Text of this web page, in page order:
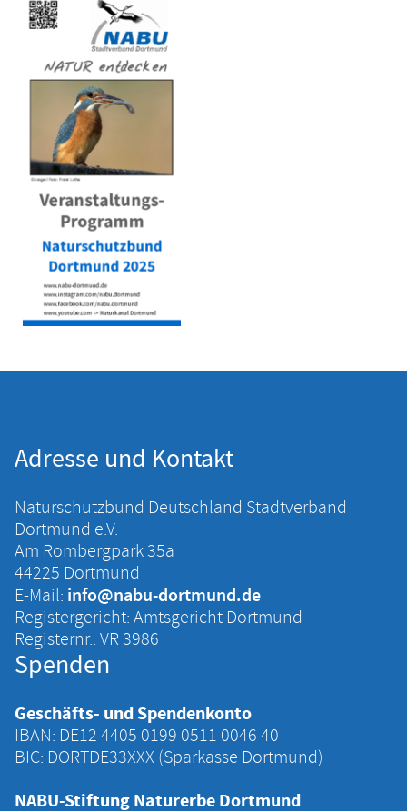
Adresse und Kontakt
Naturschutzbund Deutschland Stadtverband
Dortmund e.V.
Am Rombergpark 35a
44225 Dortmund
E-Mail: info@nabu-dortmund.de
Registergericht: Amtsgericht Dortmund
Registernr.: VR 3986
Spenden
Geschäfts- und Spendenkonto
IBAN: DE12 4405 ‍0199 ‍0511 ‍0046 ‍40
BIC: DORTDE33XXX (Sparkasse Dortmund)
NABU-Stiftung Naturerbe Dortmund